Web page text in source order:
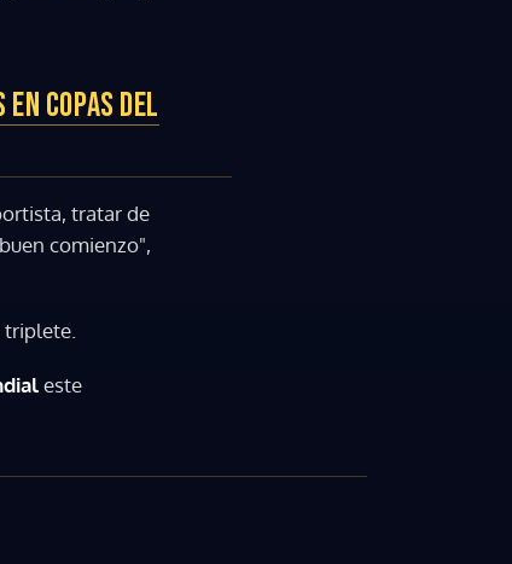
COPAS DEL
tratar de
comienzo",
este